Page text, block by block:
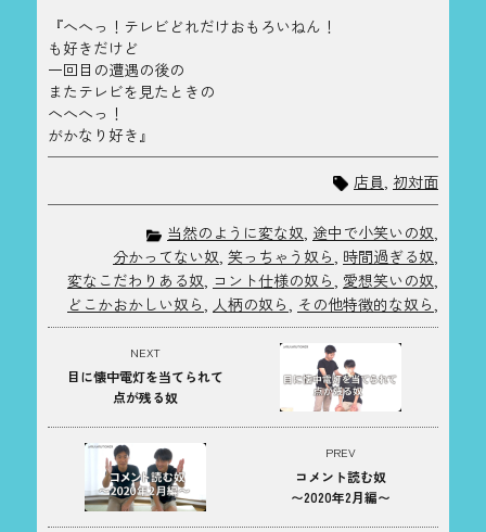
『へへっ！テレビどれだけおもろいねん！
も好きだけど
一回目の遭遇の後の
またテレビを見たときの
へへへっ！
がかなり好き』
店員 初対面
当然のように変な奴, 途中で小笑いの奴,
分かってない奴, 笑っちゃう奴ら, 時間過ぎる奴,
変なこだわりある奴, コント仕様の奴ら, 愛想笑いの奴,
どこかおかしい奴ら, 人柄の奴ら, その他特徴的な奴ら,
PREV
コメント読む奴
〜2020年2月編〜
NEXT
目に懐中電灯を当てられて
点が残る奴